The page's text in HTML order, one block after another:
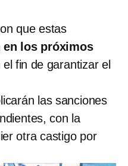
que estas
en los próximos
el fin de garantizar el
las sanciones
con la
otra castigo por